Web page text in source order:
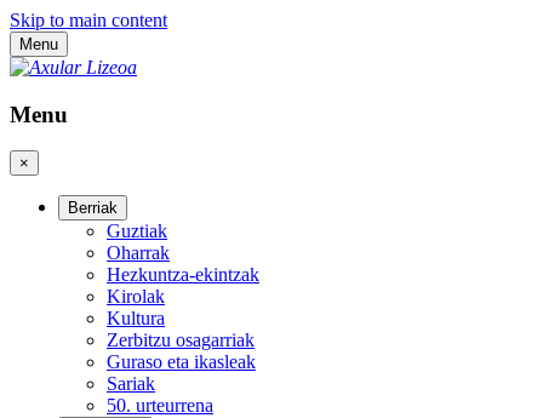
Skip to main content
Menu
Menu
×
Berriak
Guztiak
Oharrak
Hezkuntza-ekintzak
Kirolak
Kultura
Zerbitzu osagarriak
Guraso eta ikasleak
Sariak
50. urteurrena